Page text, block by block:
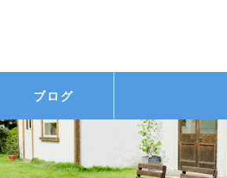
ブログ